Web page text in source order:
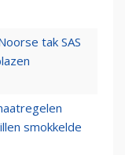
tak SAS
smokkelde